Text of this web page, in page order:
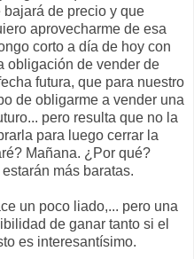
bajará de precio y que
aprovecharme de esa
corto a día de hoy con
obligación de vender de
futura, que para nuestro
de obligarme a vender una
pero resulta que no la
para luego cerrar la
Mañana. ¿Por qué?
más baratas.
un poco liado,... pero una
de ganar tanto si el
es interesantísimo.